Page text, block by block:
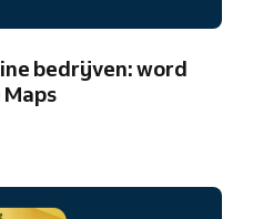
bedrijven: word